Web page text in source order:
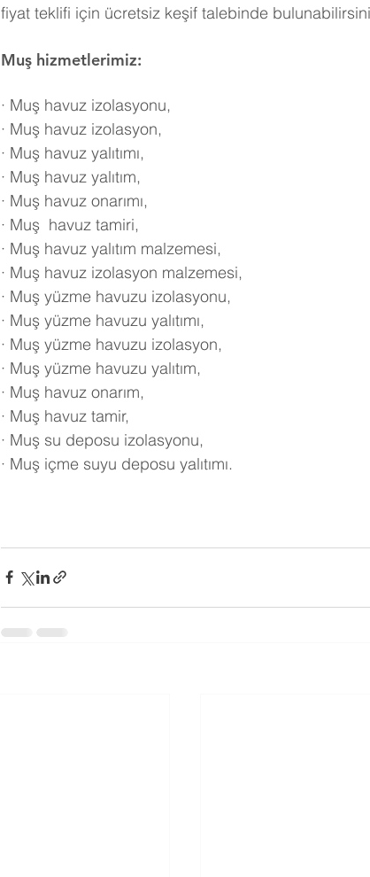
fiyat teklifi için ücretsiz keşif talebinde
Muş hizmetlerimiz:
· Muş havuz izolasyonu,
· Muş havuz izolasyon,
· Muş havuz yalıtımı,
· Muş havuz yalıtım,
· Muş havuz onarımı,
· Muş  havuz tamiri,
· Muş havuz yalıtım malzemesi,
· Muş havuz izolasyon malzemesi,
· Muş yüzme havuzu izolasyonu,
· Muş yüzme havuzu yalıtımı,
· Muş yüzme havuzu izolasyon,
· Muş yüzme havuzu yalıtım,
· Muş havuz onarım,
· Muş havuz tamir,
· Muş su deposu izolasyonu,
· Muş içme suyu deposu yalıtımı.